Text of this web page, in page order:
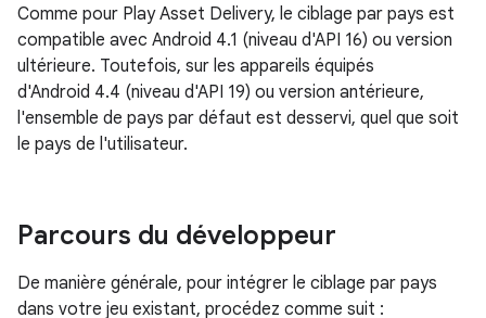
Comme pour Play Asset Delivery, le ciblage par pays est
compatible avec Android 4.1 (niveau d'API 16) ou version
ultérieure. Toutefois, sur les appareils équipés
d'Android 4.4 (niveau d'API 19) ou version antérieure,
l'ensemble de pays par défaut est desservi, quel que soit
le pays de l'utilisateur.
Parcours du développeur
De manière générale, pour intégrer le ciblage par pays
dans votre jeu existant, procédez comme suit :